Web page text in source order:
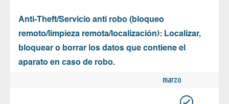
Anti-Theft/Servicio anti robo (bloqueo
remoto/limpieza remota/localización): Localizar,
bloquear o borrar los datos que contiene el
aparato en caso de robo.
marzo